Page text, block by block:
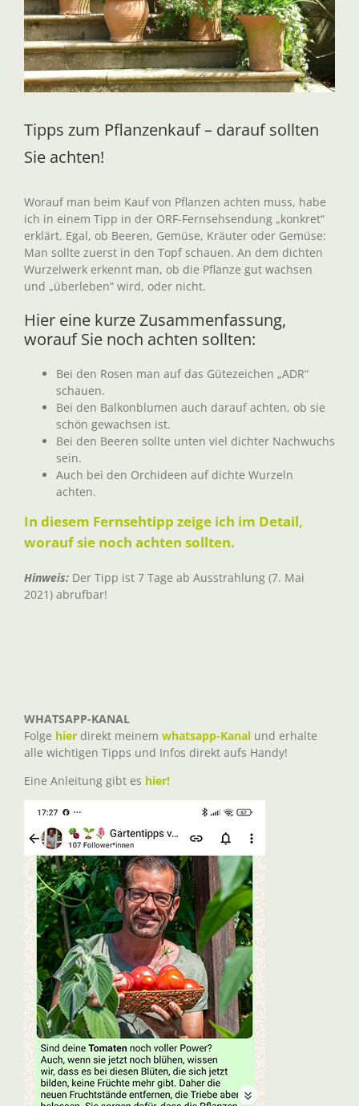
Tipps zum Pflanzenkauf – darauf sollten
Sie achten!
Worauf man beim Kauf von Pflanzen achten muss, habe
ich in einem Tipp in der ORF-Fernsehsendung „konkret“
erklärt. Egal, ob Beeren, Gemüse, Kräuter oder Gemüse:
Man sollte zuerst in den Topf schauen. An dem dichten
Wurzelwerk erkennt man, ob die Pflanze gut wachsen
und „überleben“ wird, oder nicht.
Hier eine kurze Zusammenfassung,
worauf Sie noch achten sollten:
Bei den Rosen man auf das Gütezeichen „ADR“
schauen.
Bei den Balkonblumen auch darauf achten, ob sie
schön gewachsen ist.
Bei den Beeren sollte unten viel dichter Nachwuchs
sein.
Auch bei den Orchideen auf dichte Wurzeln
achten.
In diesem Fernsehtipp zeige ich im Detail,
worauf sie noch achten sollten.
Hinweis: Der Tipp ist 7 Tage ab Ausstrahlung (7. Mai
2021) abrufbar!
WHATSAPP-KANAL
Folge hier direkt meinem whatsapp-Kanal und erhalte
alle wichtigen Tipps und Infos direkt aufs Handy!
Eine Anleitung gibt es hier!